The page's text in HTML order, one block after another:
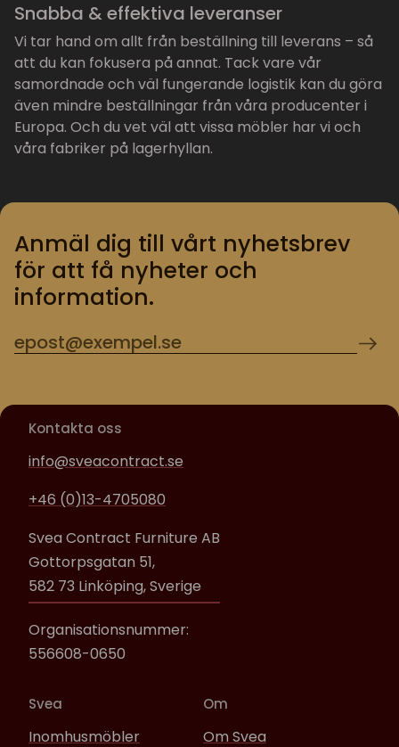
Snabba & effektiva leveranser
Vi tar hand om allt från beställning till leverans – så
att du kan fokusera på annat. Tack vare vår
samordnade och väl fungerande logistik kan du göra
även mindre beställningar från våra producenter i
Europa. Och du vet väl att vissa möbler har vi och
våra fabriker på lagerhyllan.
Anmäl dig till vårt nyhetsbrev
för att få nyheter och
information.
Kontakta oss
info@sveacontract.se
+46 (0)13-4705080
Svea Contract Furniture AB
Gottorpsgatan 51,
582 73 Linköping, Sverige
Organisationsnummer:
556608-0650
Svea
Inomhusmöbler
Om
Om Svea